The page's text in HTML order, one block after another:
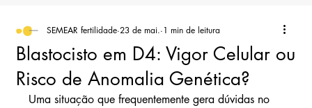
Blastocisto em D4: Vigor Celular ou
Risco de Anomalia Genética?
SEMEAR fertilidade 23 de mai. 1 min de leitura
Uma situação que frequentemente gera dúvidas no